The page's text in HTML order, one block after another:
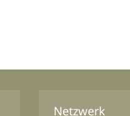
Netzwerk